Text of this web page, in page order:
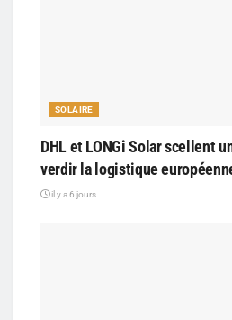
SOLAIRE
DHL et LONGi Solar scellent
verdir la logistique
il y a 6 jours